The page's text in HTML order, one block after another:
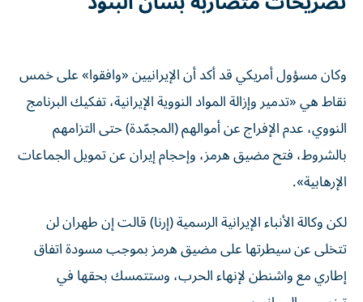
وكان مسؤول أمريكي قد أكد أن الإيرانيين «وافقوا» على خمس
نقاط هي «تدمير وإزالة المواد النووية الإيرانية، تفكيك البرنامج
النووي، عدم الإفراج عن أموالهم (المجمّدة) حتى التزامهم
بالشروط، فتح مضيق هرمز، وإحجام إيران عن تمويل الجماعات
الإرهابية».
لكن وكالة الأنباء الإيرانية الرسمية (إرنا) قالت إن طهران لن
تتخلى عن سيطرتها على مضيق هرمز بموجب مسودة اتفاق
إطاري مع واشنطن لإنهاء الحرب، وستتمسك بحقها في